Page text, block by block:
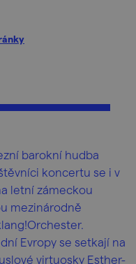
barokní hudba
koncertu se i v
letní zámeckou
mezinárodně
Evropy se setkají na
virtuosky Esther-